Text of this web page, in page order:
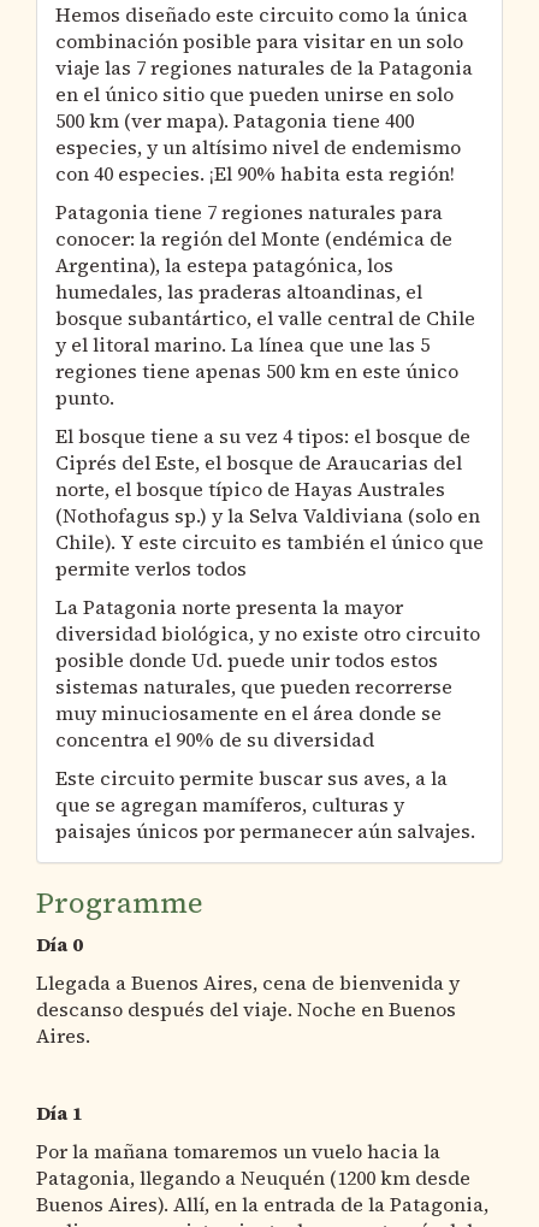
Hemos diseñado este circuito como la única
combinación posible para visitar en un solo
viaje las 7 regiones naturales de la Patagonia
en el único sitio que pueden unirse en solo
500 km (ver mapa). Patagonia tiene 400
especies, y un altísimo nivel de endemismo
con 40 especies. ¡El 90% habita esta región!
Patagonia tiene 7 regiones naturales para
conocer: la región del Monte (endémica de
Argentina), la estepa patagónica, los
humedales, las praderas altoandinas, el
bosque subantártico, el valle central de Chile
y el litoral marino. La línea que une las 5
regiones tiene apenas 500 km en este único
punto.
El bosque tiene a su vez 4 tipos: el bosque de
Ciprés del Este, el bosque de Araucarias del
norte, el bosque típico de Hayas Australes
(Nothofagus sp.) y la Selva Valdiviana (solo en
Chile). Y este circuito es también el único que
permite verlos todos
La Patagonia norte presenta la mayor
diversidad biológica, y no existe otro circuito
posible donde Ud. puede unir todos estos
sistemas naturales, que pueden recorrerse
muy minuciosamente en el área donde se
concentra el 90% de su diversidad
Este circuito permite buscar sus aves, a la
que se agregan mamíferos, culturas y
paisajes únicos por permanecer aún salvajes.
Programme
Día 0
Llegada a Buenos Aires, cena de bienvenida y
descanso después del viaje. Noche en Buenos
Aires.
Día 1
Por la mañana tomaremos un vuelo hacia la
Patagonia, llegando a Neuquén (1200 km desde
Buenos Aires). Allí, en la entrada de la Patagonia,